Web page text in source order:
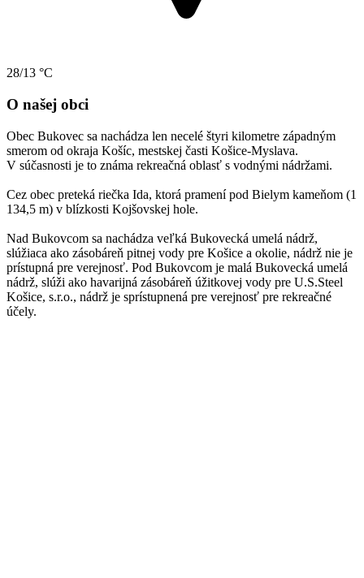
28/13 °C
O našej obci
Obec Bukovec sa nachádza len necelé štyri kilometre západným
smerom od okraja Košíc, mestskej časti Košice-Myslava.
V súčasnosti je to známa rekreačná oblasť s vodnými nádržami.
Cez obec preteká riečka Ida, ktorá pramení pod Bielym kameňom (1
134,5 m) v blízkosti Kojšovskej hole.
Nad Bukovcom sa nachádza veľká Bukovecká umelá nádrž,
slúžiaca ako zásobáreň pitnej vody pre Košice a okolie, nádrž nie je
prístupná pre verejnosť. Pod Bukovcom je malá Bukovecká umelá
nádrž, slúži ako havarijná zásobáreň úžitkovej vody pre U.S.Steel
Košice, s.r.o., nádrž je sprístupnená pre verejnosť pre rekreačné
účely.